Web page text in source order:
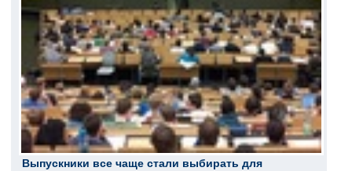
Выпускники все чаще стали выбирать для